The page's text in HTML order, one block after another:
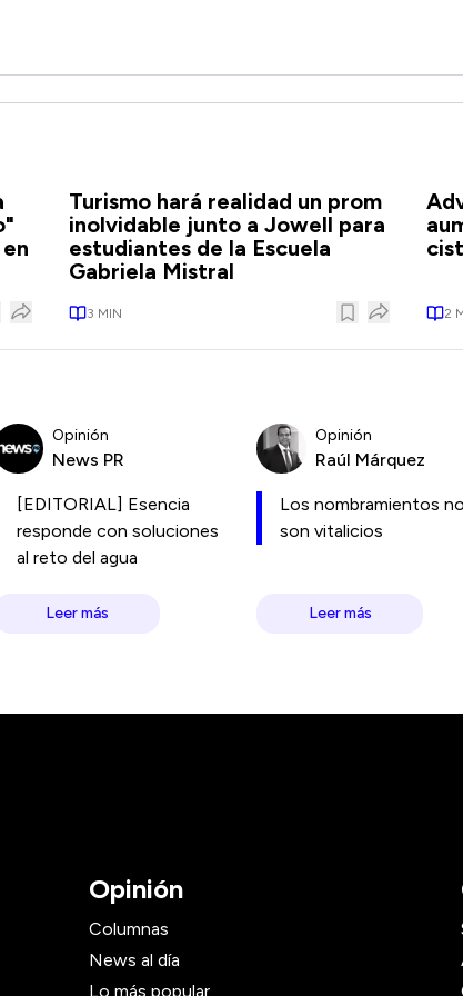
Turismo hará realidad un prom
inolvidable junto a Jowell para
estudiantes de la Escuela
Gabriela Mistral
3 MIN 2
Opinión
News PR
[EDITORIAL] Esencia
responde con soluciones
al reto del agua
Leer más
Opinión
Raúl Márquez
Los nombramientos no
son vitalicios
Leer más
Opinión
Columnas
News al día
Lo más popular